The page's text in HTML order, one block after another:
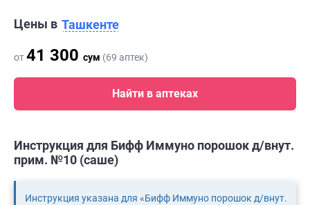
Цены в Ташкенте
от41 300 сум (69 аптек)
Найти в аптеках
Инструкция для Бифф Иммуно порошок д/внут.
прим. №10 (саше)
Инструкция указана для «Бифф Иммуно порошок д/внут.